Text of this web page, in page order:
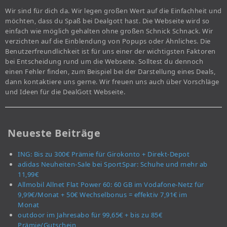
Wir sind für dich da. Wir legen großen Wert auf die Einfachheit und
möchten, dass du Spaß bei Dealgott hast. Die Webseite wird so
einfach wie möglich gehalten ohne großen Schnick Schnack. Wir
verzichten auf die Einblendung von Popups oder Ähnliches. Die
Benutzerfreundlichkeit ist für uns einer der wichtigsten Faktoren
bei Entscheidung rund um die Webseite. Solltest du dennoch
einen Fehler finden, zum Beispiel bei der Darstellung eines Deals,
dann kontaktiere uns gerne. Wir freuen uns auch über Vorschläge
und Ideen für die DealGott Webseite.
Neueste Beiträge
ING: Bis zu 300€ Prämie für Girokonto + Direkt-Depot
adidas Neuheiten-Sale bei SportSpar: Schuhe und mehr ab
11,99€
Allmobil Allnet Flat Power 60: 60 GB im Vodafone-Netz für
9,99€/Monat + 50€ Wechselbonus = effektiv 7,91€ im
Monat
outdoor im Jahresabo für 99,65€ + bis zu 85€
Prämie/Gutschein